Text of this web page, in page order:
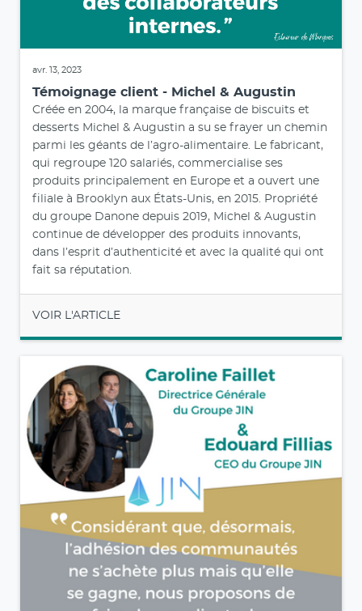
avr. 13, 2023
Témoignage client - Michel & Augustin
Créée en 2004, la marque française de biscuits et
desserts Michel & Augustin a su se frayer un chemin
parmi les géants de l’agro-alimentaire. Le fabricant,
qui regroupe 120 salariés, commercialise ses
produits principalement en Europe et a ouvert une
filiale à Brooklyn aux États-Unis, en 2015. Propriété
du groupe Danone depuis 2019, Michel & Augustin
continue de développer des produits innovants,
dans l’esprit d’authenticité et avec la qualité qui ont
fait sa réputation.
VOIR L'ARTICLE